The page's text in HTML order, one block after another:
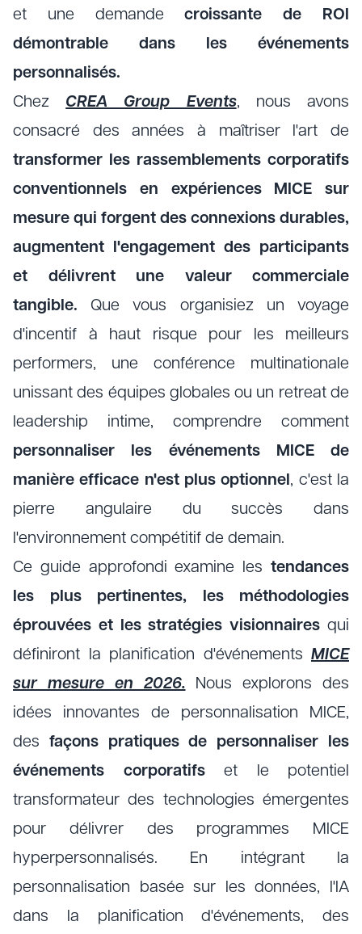
et une demandecroissante de ROI
démontrable dans les événements
personnalisés.
Chez CREA Group Events, nous avons
consacré des années à maîtriser l'art de
transformer les rassemblements corporatifs
conventionnels en expériences MICE sur
mesure qui forgent des connexions durables,
augmentent l'engagement des participants
et délivrent une valeur commerciale
tangible. Que vous organisiez un voyage
d'incentif à haut risque pour les meilleurs
performers, une conférence multinationale
unissant des équipes globales ou un retreat de
leadership intime, comprendre comment
personnaliser les événements MICE de
manière efficace n'est plus optionnel, c'est la
pierre angulaire du succès dans
l'environnement compétitif de demain.
Ce guide approfondi examine les tendances
les plus pertinentes, les méthodologies
éprouvées et les stratégies visionnaires qui
définiront la planification d'événements MICE
sur mesure en 2026. Nous explorons des
idées innovantes de personnalisation MICE,
des façons pratiques de personnaliser les
événements corporatifset le potentiel
transformateur des technologies émergentes
pour délivrer des programmes MICE
hyperpersonnalisés. En intégrant la
personnalisation basée sur les données, l'IA
dans la planification d'événements, des